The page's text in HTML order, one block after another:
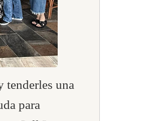
tenderles una
para